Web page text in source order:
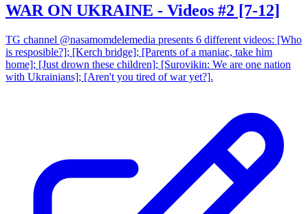
WAR ON UKRAINE - Videos #2 [7-12]
TG channel @nasamomdelemedia presents 6 different videos: [Who
is resposible?]; [Kerch bridge]; [Parents of a maniac, take him
home]; [Just drown these children]; [Surovikin: We are one nation
with Ukrainians]; [Aren't you tired of war yet?].